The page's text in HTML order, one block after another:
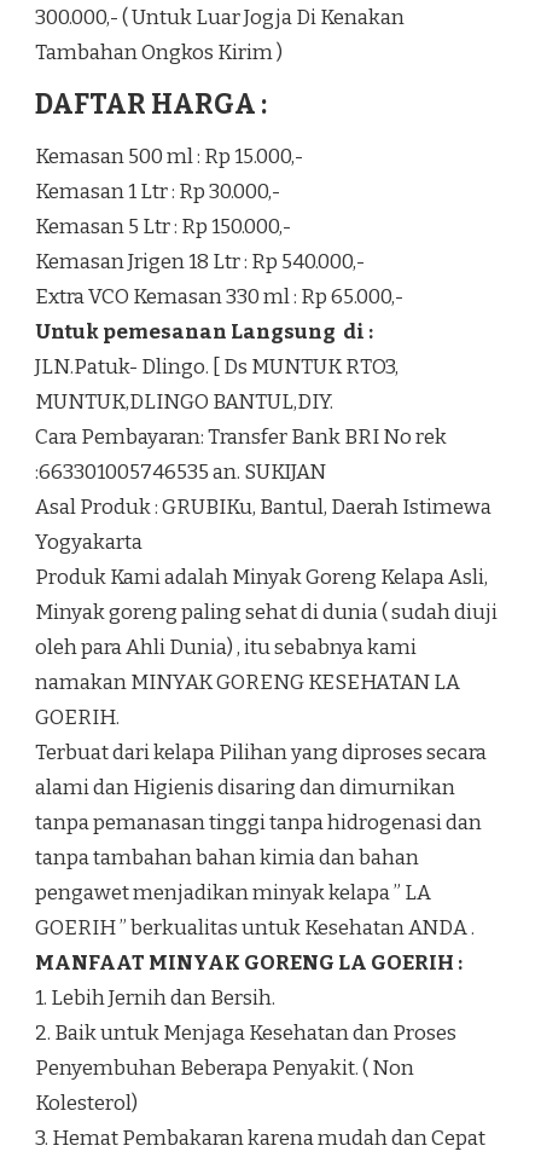
300.000,- ( Untuk Luar Jogja Di Kenakan
Tambahan Ongkos Kirim )
DAFTAR HARGA :
Kemasan 500 ml : Rp 15.000,-
Kemasan 1 Ltr : Rp 30.000,-
Kemasan 5 Ltr : Rp 150.000,-
Kemasan Jrigen 18 Ltr : Rp 540.000,-
Extra VCO Kemasan 330 ml : Rp 65.000,-
Untuk pemesanan Langsung di :
JLN.Patuk- Dlingo. [ Ds MUNTUK RTO3,
MUNTUK,DLINGO BANTUL,DIY.
Cara Pembayaran: Transfer Bank BRI No rek
:663301005746535 an. SUKIJAN
Asal Produk : GRUBIKu, Bantul, Daerah Istimewa
Yogyakarta
Produk Kami adalah Minyak Goreng Kelapa Asli,
Minyak goreng paling sehat di dunia ( sudah diuji
oleh para Ahli Dunia) , itu sebabnya kami
namakan MINYAK GORENG KESEHATAN LA
GOERIH.
Terbuat dari kelapa Pilihan yang diproses secara
alami dan Higienis disaring dan dimurnikan
tanpa pemanasan tinggi tanpa hidrogenasi dan
tanpa tambahan bahan kimia dan bahan
pengawet menjadikan minyak kelapa ” LA
GOERIH ” berkualitas untuk Kesehatan ANDA .
MANFAAT MINYAK GORENG LA GOERIH :
1. Lebih Jernih dan Bersih.
2. Baik untuk Menjaga Kesehatan dan Proses
Penyembuhan Beberapa Penyakit. ( Non
Kolesterol)
3. Hemat Pembakaran karena mudah dan Cepat